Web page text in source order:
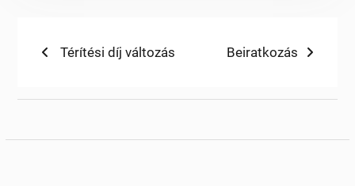
Bejegyzés
Previous
Térítési díj változás
Next
Beiratkozás